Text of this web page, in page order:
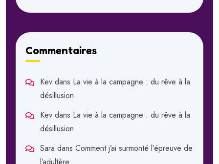
Commentaires
Kev dans La vie à la campagne : du rêve à la
désillusion
Kev dans La vie à la campagne : du rêve à la
désillusion
Sara dans Comment j’ai surmonté l’épreuve de
l’adultère